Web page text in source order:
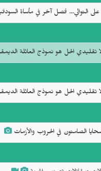
على التوالي... فصل آخر في مأساة
الحل هو نموذج العائلة
الحل هو نموذج العائلة
الصامتون في الحروب والأزمات